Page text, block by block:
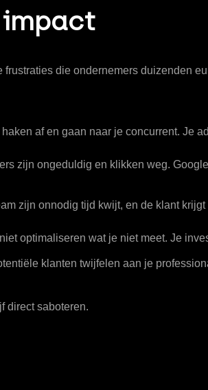
impact
die ondernemers duizenden
af en gaan naar je concurrent. Je
zijn ongeduldig en klikken weg.
zijn onnodig tijd kwijt, en de klant
optimaliseren wat je niet meet. Je
klanten twijfelen aan je
direct saboteren.